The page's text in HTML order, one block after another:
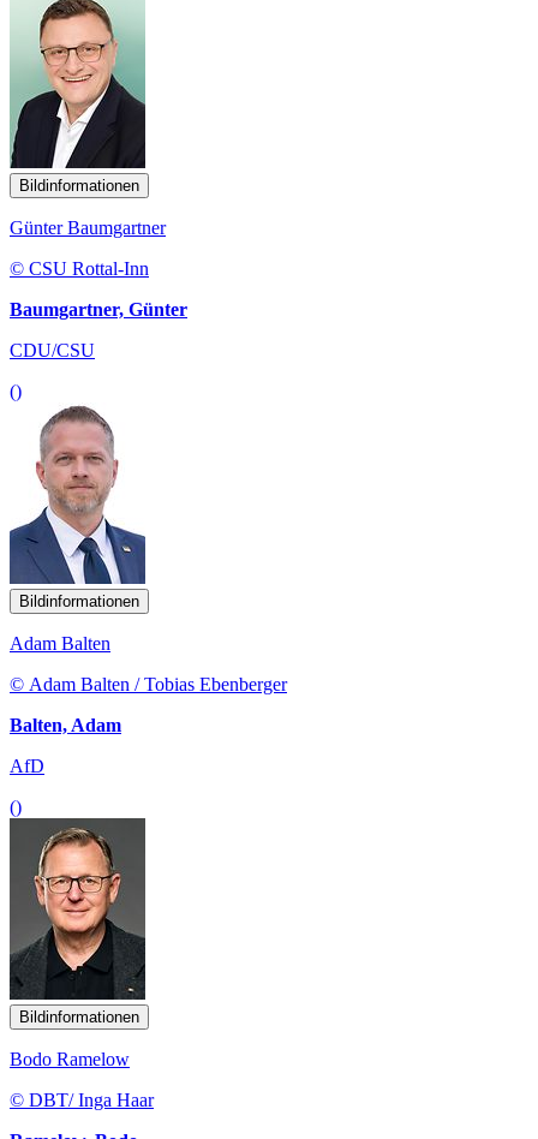
Bildinformationen
Günter Baumgartner
© CSU Rottal-Inn
Baumgartner, Günter
CDU/CSU
()
Bildinformationen
Adam Balten
© Adam Balten / Tobias Ebenberger
Balten, Adam
AfD
()
Bildinformationen
Bodo Ramelow
© DBT/ Inga Haar